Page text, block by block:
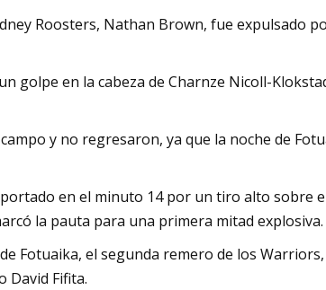
Roosters, Nathan Brown, fue expulsado
golpe en la cabeza de Charnze Nicoll-
y no regresaron, ya que la noche de
en el minuto 14 por un tiro alto sobre
la pauta para una primera mitad explosiva.
Fotuaika, el segunda remero de los
David Fifita.